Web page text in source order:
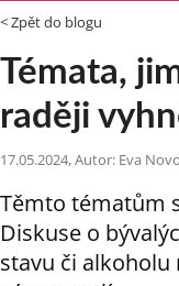
< Zpět do blogu
Témata,
raději
17.05.2024, Autor: Eva
Těmto tématům
Diskuse o
stavu či